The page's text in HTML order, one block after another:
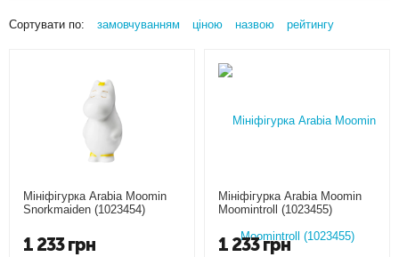
Сортувати по: замовчуванням ціною назвою рейтингу
Мініфігурка Arabia Moomin
Snorkmaiden (1023454)
1 233 грн
Мініфігурка Arabia Moomin
Moomintroll (1023455)
1 233грн